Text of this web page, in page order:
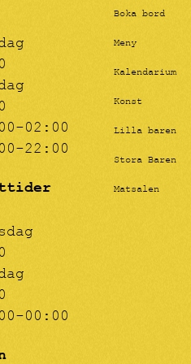
02:00
22:00
00:00
Boka bord
Meny
Kalendarium
Konst
Lilla baren
Stora Baren
Matsalen